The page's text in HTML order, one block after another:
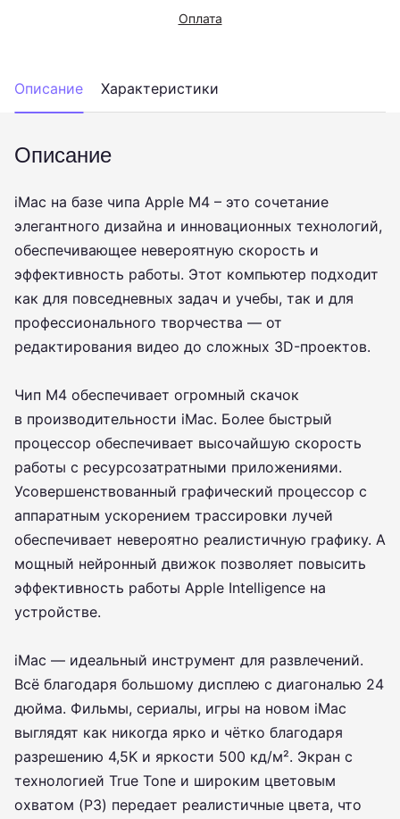
Оплата
Описание Характеристики
Описание
iMac на базе чипа Apple M4 – это сочетание
элегантного дизайна и инновационных технологий,
обеспечивающее невероятную скорость и
эффективность работы. Этот компьютер подходит
как для повседневных задач и учебы, так и для
профессионального творчества — от
редактирования видео до сложных 3D-проектов.
Чип M4 обеспечивает огромный скачок
в производительности iMac. Более быстрый
процессор обеспечивает высочайшую скорость
работы с ресурсозатратными приложениями.
Усовершенствованный графический процессор с
аппаратным ускорением трассировки лучей
обеспечивает невероятно реалистичную графику. А
мощный нейронный движок позволяет повысить
эффективность работы Apple Intelligence на
устройстве.
iMac — идеальный инструмент для развлечений.
Всё благодаря большому дисплею с диагональю 24
дюйма. Фильмы, сериалы, игры на новом iMac
выглядят как никогда ярко и чётко благодаря
разрешению 4,5K и яркости 500 кд/м². Экран с
технологией True Tone и широким цветовым
охватом (P3) передает реалистичные цвета, что